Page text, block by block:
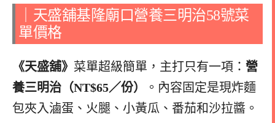
｜天盛舖基隆廟口營養三明治58號菜
單價格
《天盛舖》 菜單超級簡單，主打只有一項： 營
養三明治（NT$65／份）
。內容固定是現炸麵
包夾入滷蛋、火腿、小黃瓜、番茄和沙拉醬。